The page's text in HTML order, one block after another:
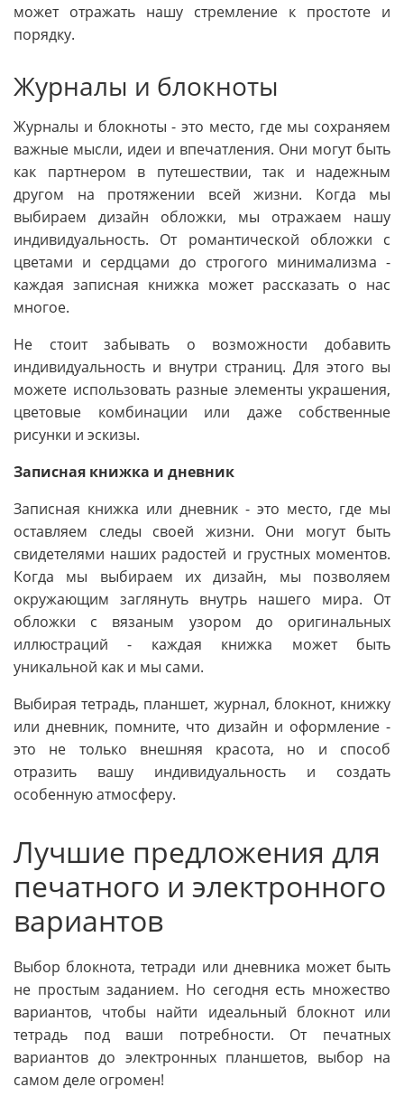
может отражать нашу стремление к простоте и
порядку.
Журналы и блокноты
Журналы и блокноты - это место, где мы сохраняем
важные мысли, идеи и впечатления. Они могут быть
как партнером в путешествии, так и надежным
другом на протяжении всей жизни. Когда мы
выбираем дизайн обложки, мы отражаем нашу
индивидуальность. От романтической обложки с
цветами и сердцами до строгого минимализма -
каждая записная книжка может рассказать о нас
многое.
Не стоит забывать о возможности добавить
индивидуальность и внутри страниц. Для этого вы
можете использовать разные элементы украшения,
цветовые комбинации или даже собственные
рисунки и эскизы.
Записная книжка и дневник
Записная книжка или дневник - это место, где мы
оставляем следы своей жизни. Они могут быть
свидетелями наших радостей и грустных моментов.
Когда мы выбираем их дизайн, мы позволяем
окружающим заглянуть внутрь нашего мира. От
обложки с вязаным узором до оригинальных
иллюстраций - каждая книжка может быть
уникальной как и мы сами.
Выбирая тетрадь, планшет, журнал, блокнот, книжку
или дневник, помните, что дизайн и оформление -
это не только внешняя красота, но и способ
отразить вашу индивидуальность и создать
особенную атмосферу.
Лучшие предложения для
печатного и электронного
вариантов
Выбор блокнота, тетради или дневника может быть
не простым заданием. Но сегодня есть множество
вариантов, чтобы найти идеальный блокнот или
тетрадь под ваши потребности. От печатных
вариантов до электронных планшетов, выбор на
самом деле огромен!